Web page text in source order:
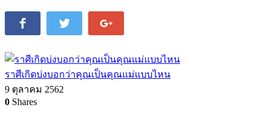
ราศีเกิดบ่งบอกว่าคุณเป็นคุณแม่แบบไหน
9 ตุลาคม 2562
0 Shares